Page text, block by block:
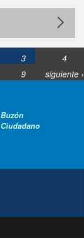
3
4
9
siguiente ›
Buzón
Ciudadano